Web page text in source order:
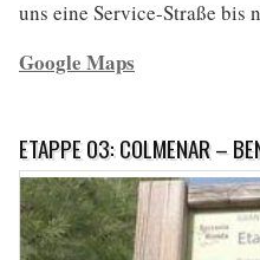
uns eine Service-Straße bis
Google Maps
ETAPPE 03: COLMENAR –